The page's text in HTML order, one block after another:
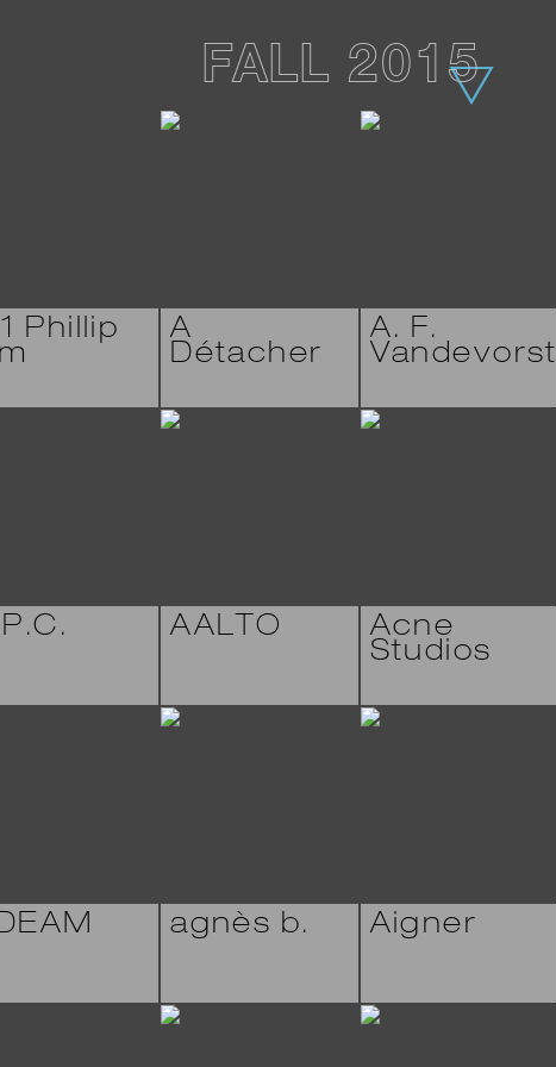
Phillip
A
Détacher
A. F.
Vandevorst
AALTO
Acne
Studios
agnès b. Aigner
FALL 2015